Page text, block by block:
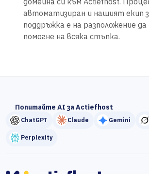
автоматизиран и нашият екип
поддръжка е на разположение да
помогне на всяка стъпка.
Попитайте AI за Actiefhost
ChatGPT Claude Gemini
Perplexity